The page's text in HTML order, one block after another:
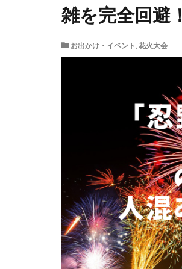
雑を完全回避！
お出かけ・イベント, 花火大会